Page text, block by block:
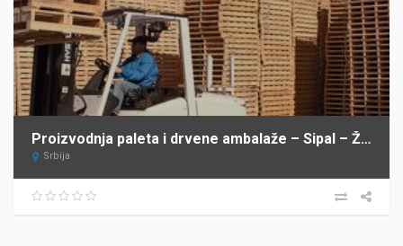
Proizvodnja paleta i drvene ambalaže – Sipal – Žabalj
Srbija